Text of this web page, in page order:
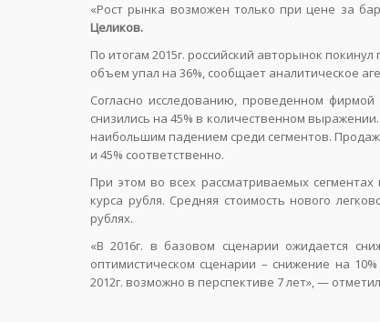
«Рост рынка возможен только при цене за
Целиков.
По итогам 2015г. российский авторынок
объем упал на 36%, сообщает аналитическое
Согласно исследованию, проведенном
снизились на 45% в количественном
наибольшим падением среди сегментов.
и 45% соответственно.
При этом во всех рассматриваемых
курса рубля. Средняя стоимость нового
рублях.
«В 2016г. в базовом сценарии ожидается
оптимистическом сценарии – снижение на
2012г. возможно в перспективе 7 лет», —